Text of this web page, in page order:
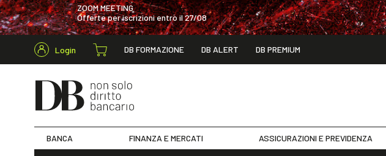
ZOOM MEETING
Offerte per iscrizioni entro il 27/08
WEBINAR / 17 settembre
Login DB FORMAZIONE DB ALERT DB PREMIUM
Cerca nel sito
BANCA FINANZA E MERCATI ASSICURAZIONI E PREVIDENZA